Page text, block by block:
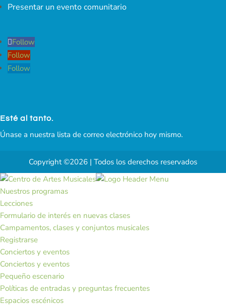
Presentar un evento comunitario
Follow
Follow
Follow
Esté al tanto.
Únase a nuestra lista de correo electrónico hoy mismo.
Copyright ©2026 | Todos los derechos reservados
Nuestros programas
Lecciones
Formulario de interés en nuevas clases
Campamentos, clases y conjuntos musicales
Registrarse
Conciertos y eventos
Conciertos y eventos
Pequeño escenario
Políticas de entradas y preguntas frecuentes
Espacios escénicos